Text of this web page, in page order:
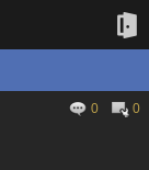
0
0